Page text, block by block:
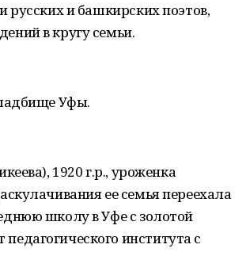
русских и башкирских поэтов,
в кругу семьи.
Уфы.
1920 г.р., уроженка
ее семья переехала
школу в Уфе с золотой
института с